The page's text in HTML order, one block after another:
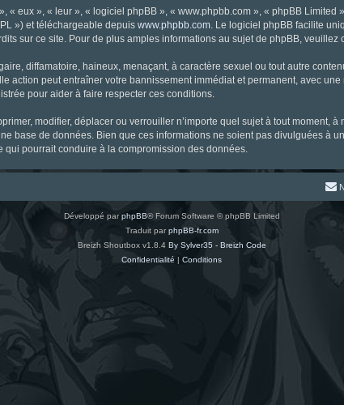
« eux », « leur », « logiciel phpBB », « www.phpbb.com », « phpBB
») et téléchargeable depuis www.phpbb.com. Le logiciel phpBB facilite
sur ce site. Pour de plus amples informations au sujet de phpBB, veuillez
diffamatoire, haineux, menaçant, à caractère sexuel ou tout autre
action peut entraîner votre bannissement immédiat et permanent, avec
pour aider à faire respecter ces conditions.
modifier, déplacer ou verrouiller n’importe quel sujet à tout moment,
base de données. Bien que ces informations ne soient pas divulguées à
pourrait conduire à la compromission des données.
Développé parphpBB® Forum Software © phpBB Limited
Traduit par phpBB-fr.com
Breizh Shoutbox v1.8.4 By Sylver35 - Breizh Code
Confidentialité | Conditions